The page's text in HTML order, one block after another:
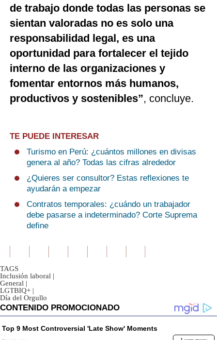
de trabajo donde todas las personas se
sientan valoradas no es solo una
responsabilidad legal, es una
oportunidad para fortalecer el tejido
interno de las organizaciones y
fomentar entornos más humanos,
productivos y sostenibles”, concluye.
TE PUEDE INTERESAR
Turismo en Perú: ¿cuántos millones en divisas
genera al año? Todas las cifras alrededor
¿Quieres ser consultor? Estas reflexiones te
ayudarán a empezar
Contratos temporales: ¿cuándo un trabajador
debe pasarse a indeterminado? Corte Suprema
define
TAGS
Inclusión laboral |
General |
LGTBIQ+ |
Día del Orgullo